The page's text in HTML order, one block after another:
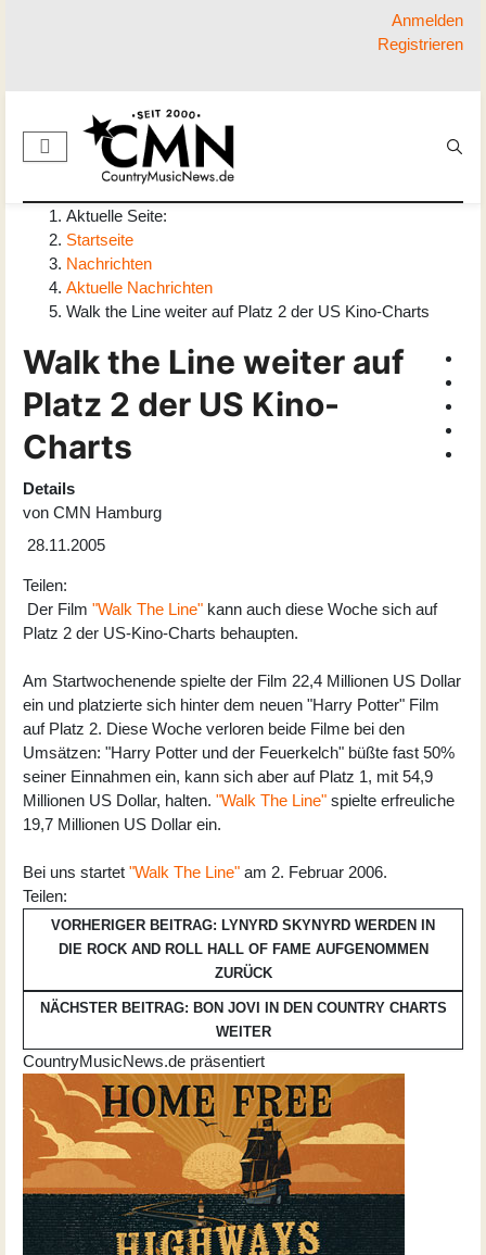
Anmelden
Registrieren
Aktuelle Seite:
Startseite
Nachrichten
Aktuelle Nachrichten
Walk the Line weiter auf Platz 2 der US Kino-Charts
Walk the Line weiter auf
Platz 2 der US Kino-
Charts
Details
von CMN Hamburg
28.11.2005
Teilen:
Der Film "Walk The Line" kann auch diese Woche sich auf
Platz 2 der US-Kino-Charts behaupten.
Am Startwochenende spielte der Film 22,4 Millionen US Dollar
ein und platzierte sich hinter dem neuen "Harry Potter" Film
auf Platz 2. Diese Woche verloren beide Filme bei den
Umsätzen: "Harry Potter und der Feuerkelch" büßte fast 50%
seiner Einnahmen ein, kann sich aber auf Platz 1, mit 54,9
Millionen US Dollar, halten. "Walk The Line" spielte erfreuliche
19,7 Millionen US Dollar ein.
Bei uns startet "Walk The Line" am 2. Februar 2006.
Teilen:
VORHERIGER BEITRAG: LYNYRD SKYNYRD WERDEN IN
DIE ROCK AND ROLL HALL OF FAME AUFGENOMMEN
ZURÜCK
NÄCHSTER BEITRAG: BON JOVI IN DEN COUNTRY CHARTS
WEITER
CountryMusicNews.de präsentiert